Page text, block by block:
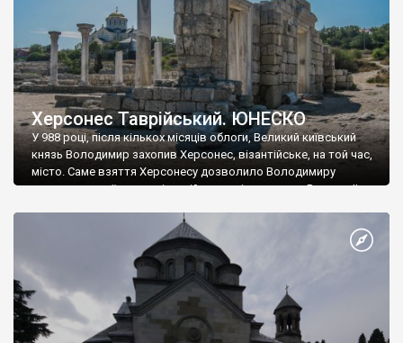
Херсонес Таврійський. ЮНЕСКО
У 988 році, після кількох місяців облоги, Великий київський
князь Володимир захопив Херсонес, візантійське, на той час,
місто. Саме взяття Херсонесу дозволило Володимиру
диктувати свої умови візантійському імператору Василю ІІ, та
Херсонесі Володимир-язичник, став Василем-християнином.
А потім було Хрещення Русі. На честь Херсонесу Таврійського